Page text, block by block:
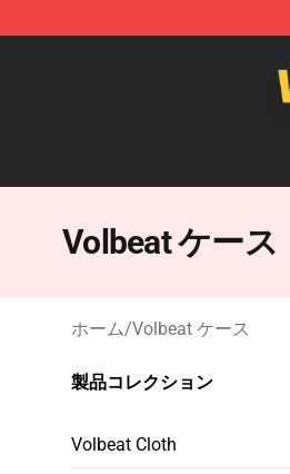
Volbeat ケース
ホーム/Volbeat ケース
製品コレクション
Volbeat Cloth